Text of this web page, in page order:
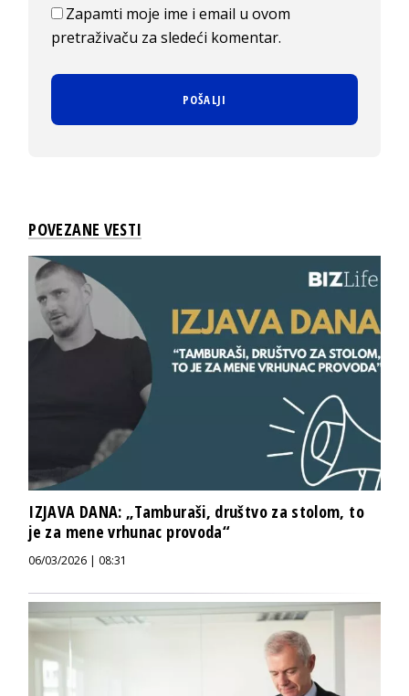
Zapamti moje ime i email u ovom
pretraživaču za sledeći komentar.
POVEZANE VESTI
IZJAVA DANA: „Tamburaši, društvo za stolom, to
je za mene vrhunac provoda“
06/03/2026 | 08:31